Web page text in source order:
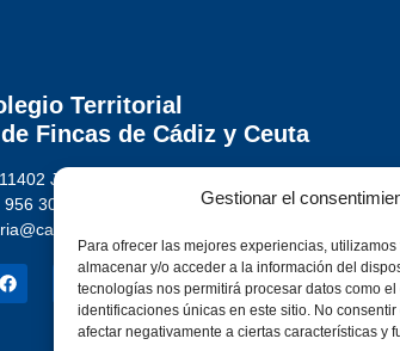
Gestionar el
Para ofrecer las mejores experiencias,
almacenar y/o acceder a la información del
tecnologías nos permitirá procesar datos como
identificaciones únicas en este sitio. No
afectar negativamente a ciertas características y
Territorial
Fincas de Cádiz y Ceuta
Jerez de la Frontera (Cádiz)
956 30 72 86